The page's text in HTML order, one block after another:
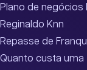
Plano de negócios
Reginaldo Knn
Repasse de
Quanto custa uma